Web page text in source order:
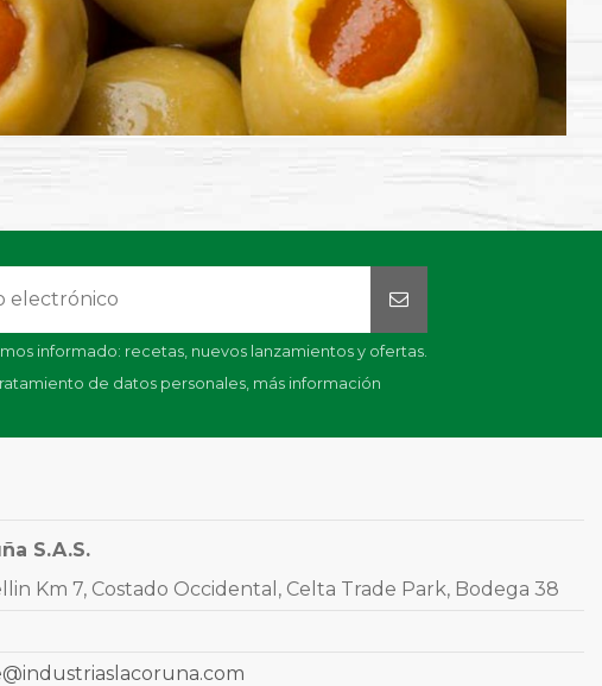
informado: recetas, nuevos lanzamientos y ofertas.
de datos personales, más información
S.A.S.
Km 7, Costado Occidental, Celta Trade Park, Bodega 38